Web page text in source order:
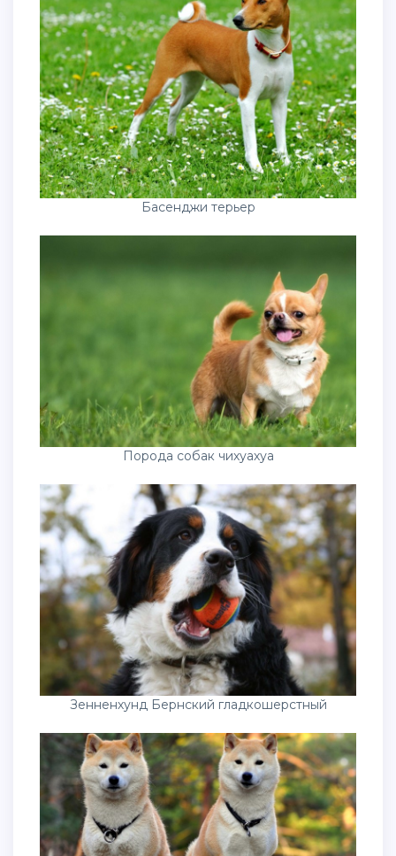
Басенджи терьер
Порода собак чихуахуа
Зенненхунд Бернский гладкошерстный